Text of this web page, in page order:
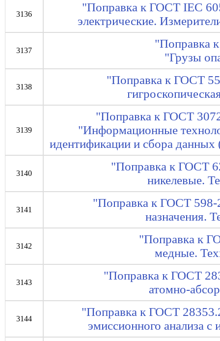
3136
"Поправка к ГОСТ IEC
электрические.
3137
"Поправка
"Грузы
3138
"Поправка к ГОСТ
3139
"Поправка к ГОСТ
"Информационные
идентификации и сбора
3140
"Поправка к ГОСТ
никелевые.
3141
"Поправка к ГОСТ
назначения.
3142
"Поправка к
медные.
3143
"Поправка к ГОСТ
атомно-
3144
"Поправка к ГОСТ
эмиссионного анализа с